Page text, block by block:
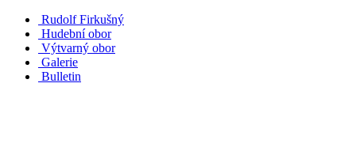
Rudolf Firkušný
Hudební obor
Výtvarný obor
Galerie
Bulletin